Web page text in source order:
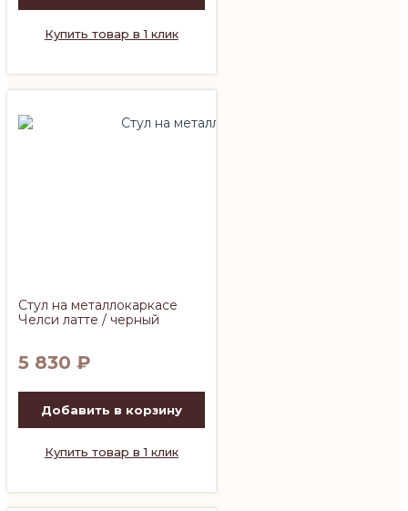
Купить товар в 1 клик
Стул на металлокаркасе
Челси латте / черный
5 830 ₽
Добавить в корзину
Купить товар в 1 клик